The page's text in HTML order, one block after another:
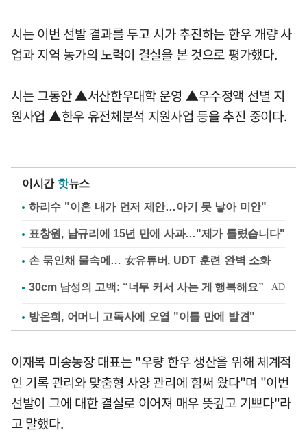
시는 이번 선발 결과를 두고 시가 추진하는 한우 개량 사
업과 지역 농가의 노력이 결실을 본 것으로 평가했다.
시는 그동안 ▲서산한우대학 운영 ▲우수정액 선별 지
원사업 ▲한우 유전체분석 지원사업 등을 추진 중이다.
이시간 핫뉴스
하리수 "이혼 내가 먼저 제안…아기 못 낳아 미안"
표창원, 남규리에 15년 만에 사과…"제가 틀렸습니다"
손 묶인채 물속에… 女유튜버, UDT 훈련 완벽 소화
방은희, 어머니 고독사에 오열 "이틀 만에 발견"
이재복 미송농장 대표는 "우량 한우 생산을 위해 체계적
인 기록 관리와 맞춤형 사양 관리에 힘써 왔다"며 "이번
선발이 그에 대한 결실로 이어져 매우 뜻깊고 기쁘다"라
고 말했다.